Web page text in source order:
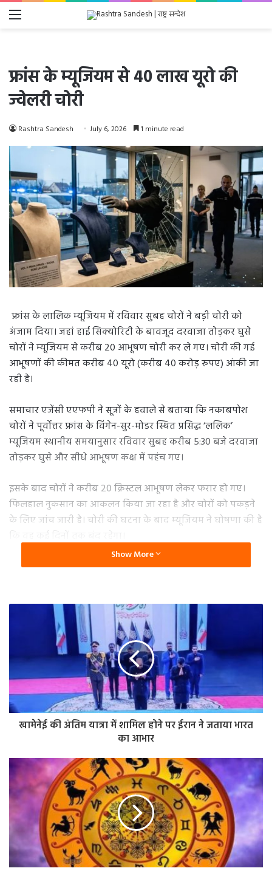
Menu
फ्रांस के म्यूजियम से 40 लाख यूरो की
ज्वेलरी चोरी
Rashtra Sandesh July 6, 2026 1 minute read
फ्रांस के लालिक म्यूजियम में रविवार सुबह चोरों ने बड़ी चोरी को
अंजाम दिया। जहां हाई सिक्योरिटी के बावजूद दरवाजा तोड़कर घुसे
चोरों ने म्यूजियम से करीब 20 आभूषण चोरी कर ले गए। चोरी की गई
आभूषणों की कीमत करीब 40 यूरो (करीब 40 करोड़ रुपए) आंकी जा
रही है।
समाचार एजेंसी एएफपी ने सूत्रों के हवाले से बताया कि नकाबपोश
चोरों ने पूर्वोत्तर फ्रांस के विंगेन-सुर-मोडर स्थित प्रसिद्ध ‘ललिक’
म्यूजियम स्थानीय समयानुसार रविवार सुबह करीब 5:30 बजे दरवाजा
तोड़कर घुसे और सीधे आभूषण कक्ष में पहंच गए।
इसके बाद चोरों ने करीब 20 क्रिस्टल आभूषण लेकर फरार हो गए।
फिलहाल नुकसान का आकलन किया जा रहा है और चोरों को पकड़ने
के लिए जांच जारी है। चोरी की घटना के बाद म्यूजियम ने घोषणा की है
अलार्म बजते ही भाग गए चोर
कर रही थी, लेकिन उससे पहले एक सफाईकर्मी महिला घटनास्थल पर
पहुंची और तुरंत पुलिस को सूचना दी।” लेकिन अलार्म बजने के बावजूद
चोर पुलिस के पहुंचने से पहले ही भागने में कामयाब रहे।
2011 में हुई थी इस म्यूजियम की शुरुआत
बता दें कि लालिक म्यूजियम की शुरुआत 2011 में हुई थी। यह म्यूजियम
प्रसिद्ध फ्रांसीसी ज्वेलर और ग्लास कलाकार रेने लालिक तथा उनके
उत्तराधिकारियों की कला को समर्पित है। इस म्यूजियम में 650 से
अधिक आर्ट नोवो, आर्ट डेको और आधुनिक क्रिस्टल कला की
कलाकृतियां प्रदर्शित हैं।
Show More
खामेनेई की अंतिम यात्रा में शामिल होने पर ईरान ने जताया भारत
का आभार